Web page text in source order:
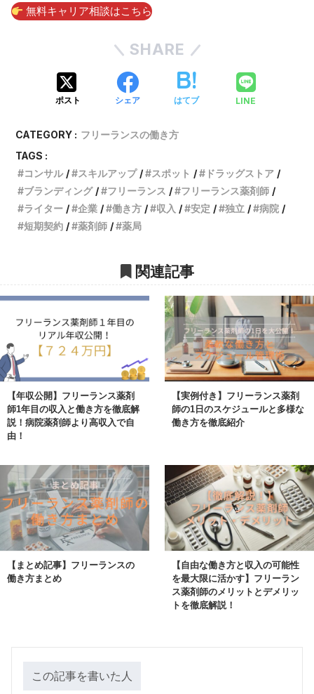
無料キャリア相談はこちら
SHARE
ポスト シェア はてブ LINE
CATEGORY : フリーランスの働き方
TAGS :
コンサル
スキルアップ スポット
ドラッグストア
ブランディング
フリーランス
フリーランス薬剤師
ライター
企業 働き方 収入 安定 独立
病院
短期契約
薬剤師 薬局
関連記事
【年収公開】フリーランス薬剤
師1年目の収入と働き方を徹底解
説！病院薬剤師より高収入で自
由！
【実例付き】フリーランス薬剤
師の1日のスケジュールと多様な
働き方を徹底紹介
【まとめ記事】フリーランスの
働き方まとめ
【自由な働き方と収入の可能性
を最大限に活かす】フリーラン
ス薬剤師のメリットとデメリッ
トを徹底解説！
この記事を書いた人